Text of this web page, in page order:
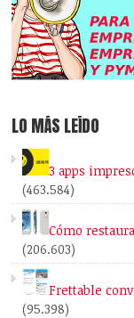
LO MÁS LEÍDO
3 apps
(463.584)
Cómo
(206.603)
Frettable
(95.398)